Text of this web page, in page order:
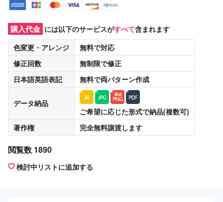
購入代金 には以下のサービスがすべて含まれます
色変更・アレンジ
無料で対応
修正回数
無制限で修正
日本語英語表記
無料で両パターン作成
データ納品
ご希望に応じた形式で納品(複数可)
著作権
完全無料譲渡します
閲覧数 1890
検討中リストに追加する